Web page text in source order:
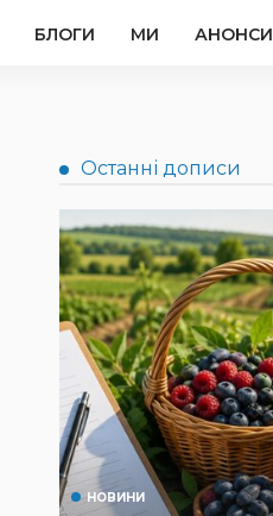
БЛОГИ МИ АНОНСИ
Останні дописи
НОВИНИ